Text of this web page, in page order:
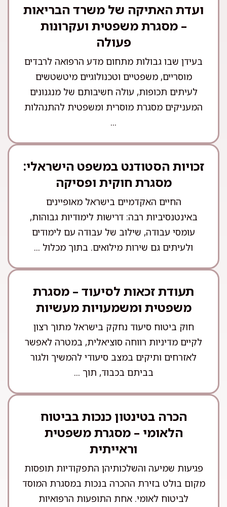
ועדת האתיקה של משרד הבריאות
– מסגרת משפטית ועקרונות
פעולה
בעידן שבו גבולות מתחום מדע הרפואה לרבדים
מוסריים, משפטיים וטכנולוגיים מיטשטשים
לעיתים תכופות, עולה חשיבותם של מנגנונים
המעניקים מסגרת מוסרית ומשפטית להתנהלות
...
זכויות הסטודנט במשפט הישראלי:
מסגרת חוקית ופסיקה
החיים האקדמיים בישראל מאופיינים
באינטנסיביות רבה: דרישות לימודיות גבוהות,
עומסי עבודה, שילוב של עבודה עם לימודים
ולעיתים גם שירות מילואים. בתוך מכלול ...
תעודת זכאות לסיעוד – מסגרת
משפטית ומשמעויות מעשיות
חוק ביטוח סיעוד נחקק בישראל מתוך רצון
לקיים מדיניות רווחה סוציאלית, במטרה לאפשר
לאזרחים ותיקים במצב סיעודי להמשיך ולגור
בביתם בכבוד, תוך ...
הכרה בטינטון כנכות בביטוח
הלאומי – מסגרת משפטית
וראייתית
פגיעות שמיעה והשלכותיהן התפקודיות תופסות
מקום בולט בזירת ההכרה בנכות במסגרת המוסד
לביטוח לאומי. אחת התופעות הרפואיות